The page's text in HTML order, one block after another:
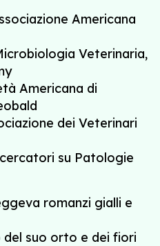
Americana
Veterinaria,
Americana di
dei Veterinari
su Patologie
romanzi gialli e
suo orto e dei fiori